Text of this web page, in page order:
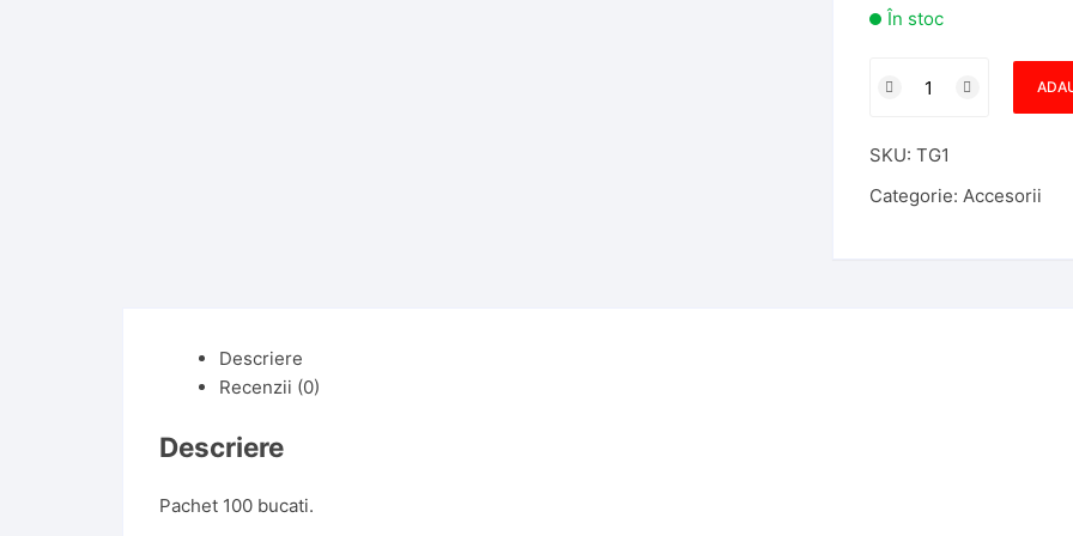
În stoc
Etichete
-
set
SKU: TG1
Categorie: Accesorii
Descriere
Recenzii (0)
Descriere
Pachet 100 bucati.